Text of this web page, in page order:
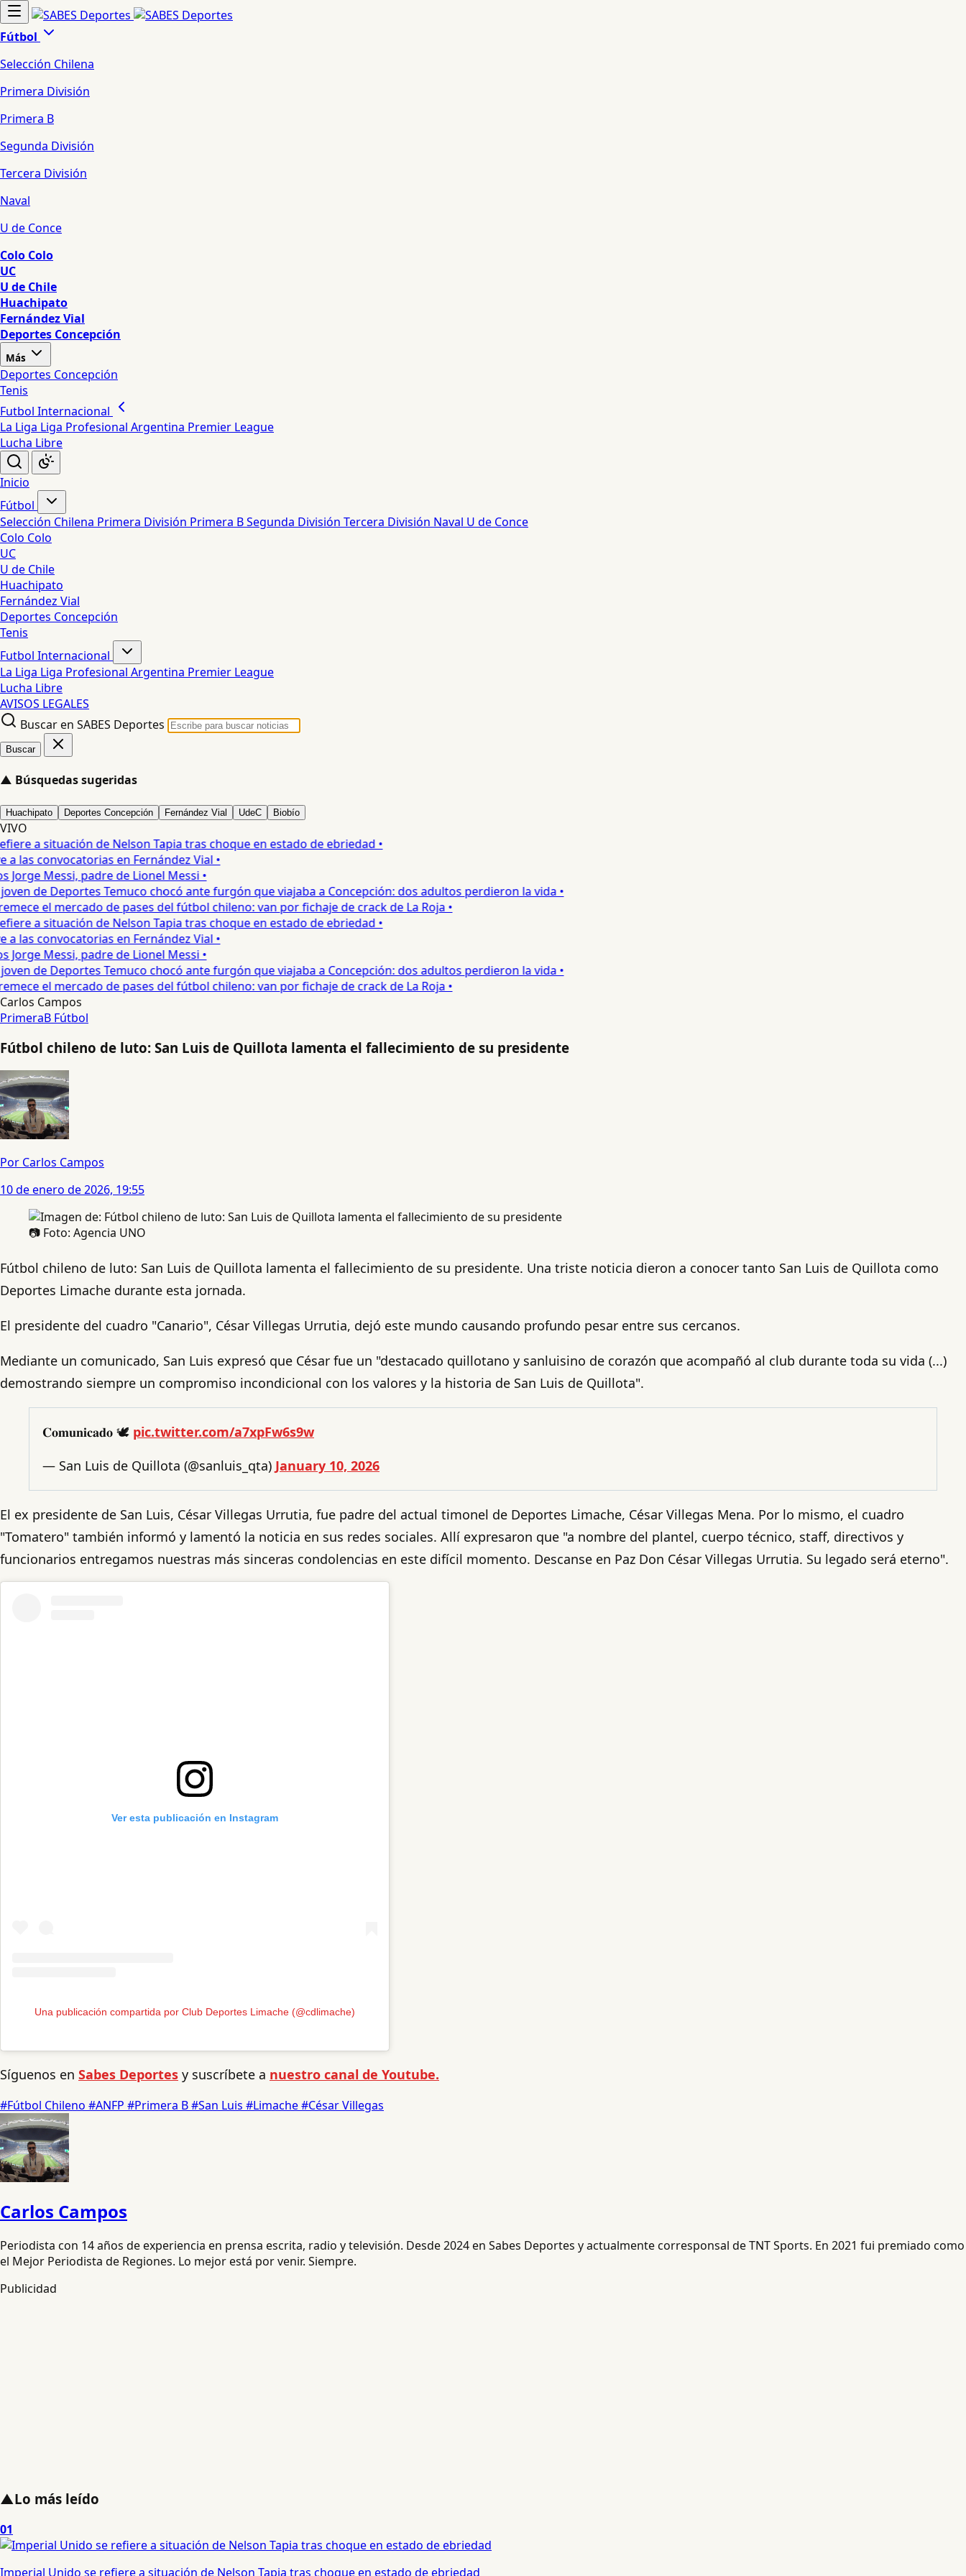
Fútbol
Selección Chilena
Primera División
Primera B
Segunda División
Tercera División
Naval
U de Conce
Colo Colo
UC
U de Chile
Huachipato
Fernández Vial
Deportes Concepción
Más
Deportes Concepción
Tenis
Futbol Internacional
La Liga Liga Profesional Argentina Premier League
Lucha Libre
Inicio
Fútbol
Selección Chilena Primera División Primera BSegunda División Tercera División Naval U de Conce
Colo Colo
UC
U de Chile
Huachipato
Fernández Vial
Deportes Concepción
Tenis
Futbol Internacional
La Liga Liga Profesional Argentina Premier League
Lucha Libre
AVISOS LEGALES
Buscar en SABES Deportes
Buscar
▲ Búsquedas sugeridas
Huachipato Deportes Concepción Fernández Vial UdeC Biobío
VIVO
a situación de Nelson Tapia tras choque en estado de ebriedad •
las convocatorias en Fernández Vial •
Messi, padre de Lionel Messi •
de Deportes Temuco chocó ante furgón que viajaba a Concepción: dos adultos perdieron la vida •
el mercado de pases del fútbol chileno: van por fichaje de crack de La Roja •
a situación de Nelson Tapia tras choque en estado de ebriedad •
las convocatorias en Fernández Vial •
Messi, padre de Lionel Messi •
de Deportes Temuco chocó ante furgón que viajaba a Concepción: dos adultos perdieron la vida •
el mercado de pases del fútbol chileno: van por fichaje de crack de La Roja •
Carlos Campos
PrimeraB Fútbol
Fútbol chileno de luto: San Luis de Quillota lamenta el fallecimiento de su presidente
Por Carlos Campos
10 de enero de 2026, 19:55
📷 Foto: Agencia UNO
Fútbol chileno de luto: San Luis de Quillota lamenta el fallecimiento de su presidente. Una triste noticia dieron a conocer tanto San Luis de Quillota como
Deportes Limache durante esta jornada.
El presidente del cuadro "Canario", César Villegas Urrutia, dejó este mundo causando profundo pesar entre sus cercanos.
Mediante un comunicado, San Luis expresó que César fue un "destacado quillotano y sanluisino de corazón que acompañó al club durante toda su vida (...)
demostrando siempre un compromiso incondicional con los valores y la historia de San Luis de Quillota".
𝐂𝐨𝐦𝐮𝐧𝐢𝐜𝐚𝐝𝐨 🕊️ pic.twitter.com/a7xpFw6s9w
— San Luis de Quillota (@sanluis_qta) January 10, 2026
El ex presidente de San Luis, César Villegas Urrutia, fue padre del actual timonel de Deportes Limache, César Villegas Mena. Por lo mismo, el cuadro
"Tomatero" también informó y lamentó la noticia en sus redes sociales. Allí expresaron que "a nombre del plantel, cuerpo técnico, staff, directivos y
funcionarios entregamos nuestras más sinceras condolencias en este difícil momento. Descanse en Paz Don César Villegas Urrutia. Su legado será eterno".
Ver esta publicación en Instagram
Una publicación compartida por Club Deportes Limache (@cdlimache)
Síguenos en Sabes Deportes y suscríbete a nuestro canal de Youtube.
#Fútbol Chileno #ANFP #Primera B#San Luis #Limache#César Villegas
Carlos Campos
Periodista con 14 años de experiencia en prensa escrita, radio y televisión. Desde 2024 en Sabes Deportes y actualmente corresponsal de TNT Sports. En 2021 fui premiado como
el Mejor Periodista de Regiones. Lo mejor está por venir. Siempre.
Publicidad
▲Lo más leído
01
Imperial Unido se refiere a situación de Nelson Tapia tras choque en estado de ebriedad